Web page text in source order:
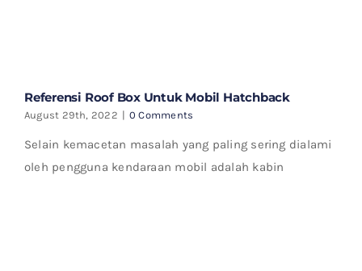
Referensi Roof Box Untuk Mobil Hatchback
August 29th, 2022 | 0 Comments
Selain kemacetan masalah yang paling sering dialami
oleh pengguna kendaraan mobil adalah kabin